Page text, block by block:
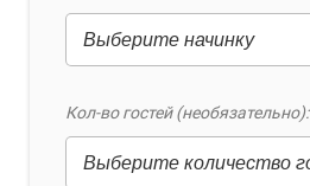
Кол-во гостей (необязательно):